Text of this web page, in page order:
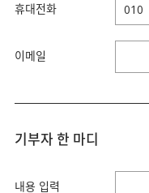
휴대전화
이메일
기부자 한 마디
내용 입력